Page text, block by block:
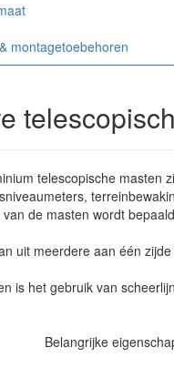
montagetoebehoren
telescopische masten
de masten wordt
​​uit meerdere aan één
is het gebruik van
Belangrijke